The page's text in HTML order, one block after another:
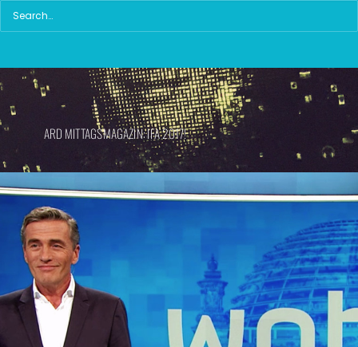
ARD MITTAGSMAGAZIN: IFA 2017!